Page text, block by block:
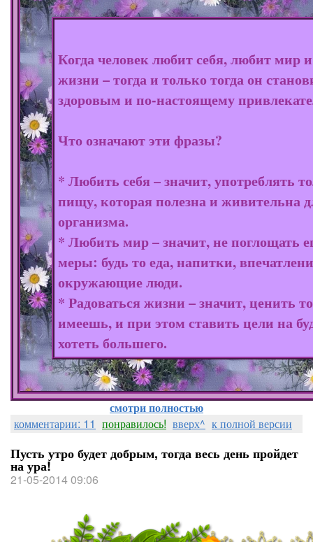
Когда человек любит себя, любит мир и
жизни – тогда и только тогда он
здоровым и по-настоящему
Что означают эти фразы?
* Любить себя – значит, употреблять
пищу, которая полезна и живительна
организма.
* Любить мир – значит, не поглощать
меры: будь то еда, напитки,
окружающие люди.
* Радоваться жизни – значит, ценить
имеешь, и при этом ставить цели на
хотеть большего.
смотри полностью
комментарии: 11 понравилось! вверх^ к полной версии
Пусть утро будет добрым, тогда весь день пройдет
на ура!
21-05-2014 09:06